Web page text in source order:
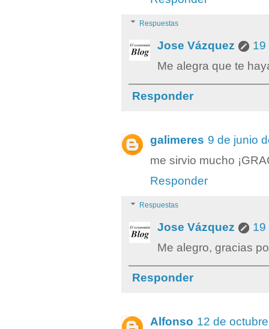
Respuestas
Jose Vázquez
19
Me alegra que te
Responder
galimeres 9 de junio
me sirvio mucho
Responder
Respuestas
Jose Vázquez
19
Me alegro, gracias
Responder
Alfonso 12 de